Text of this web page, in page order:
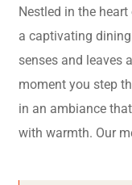
Nestled in the
a captivating
senses and leaves
moment you step
in an ambiance
with warmth. Our